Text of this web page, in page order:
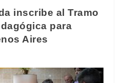
inscribe al Tramo
para
Aires